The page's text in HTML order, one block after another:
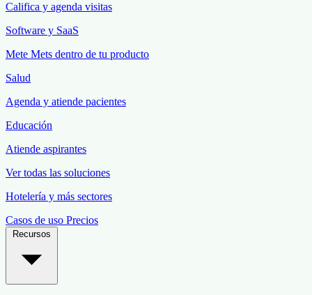
Califica y agenda visitas
Software y SaaS
Mete Mets dentro de tu producto
Salud
Agenda y atiende pacientes
Educación
Atiende aspirantes
Ver todas las soluciones
Hotelería y más sectores
Casos de uso Precios